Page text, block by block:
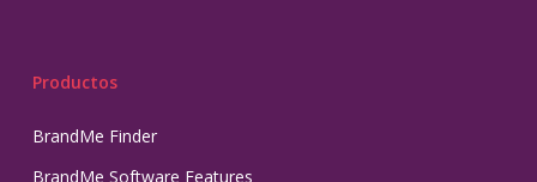
Productos
BrandMe Finder
BrandMe Software Features